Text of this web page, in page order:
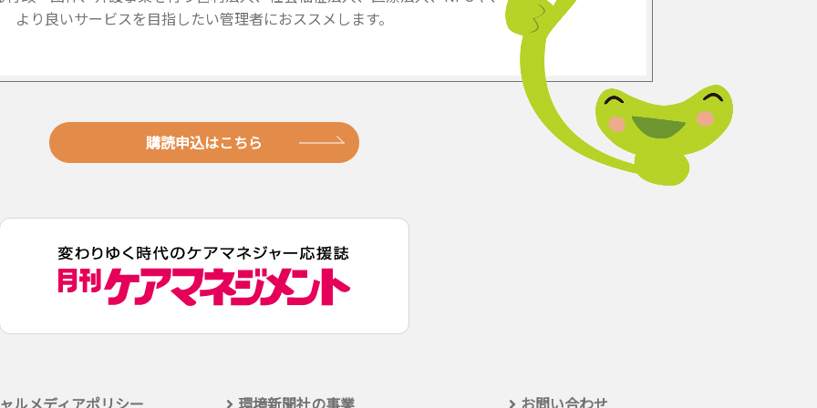
より良いサービスを目指したい管理者におススメします。
購読申込はこちら